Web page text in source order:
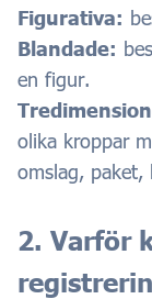
Figurativa:
Blandade:
en figur.
olika kroppar
omslag, paket,
2. Varför